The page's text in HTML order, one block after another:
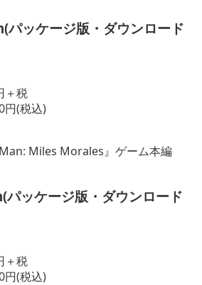
ッケージ版・ダウンロード
＋税
円(税込)
Miles Morales』ゲーム本編
ッケージ版・ダウンロード
＋税
円(税込)